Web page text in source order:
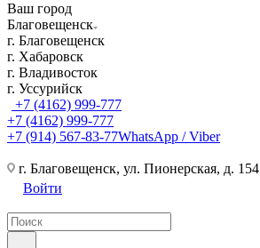
Ваш город
Благовещенск
г. Благовещенск
г. Хабаровск
г. Владивосток
г. Уссурийск
+7 (4162) 999-777
+7 (4162) 999-777
+7 (914) 567-83-77WhatsApp / Viber
г. Благовещенск, ул. Пионерская, д. 154
Войти